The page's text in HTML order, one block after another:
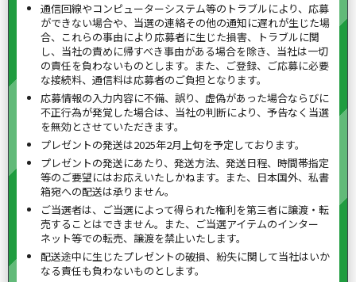
通信回線やコンピューターシステム等のトラブルにより、応募
ができない場合や、当選の連絡その他の通知に遅れが生じた場
合、これらの事由により応募者に生じた損害、トラブルに関
し、当社の責めに帰すべき事由がある場合を除き、当社は一切
の責任を負わないものとします。また、ご登録、ご応募に必要
な接続料、通信料は応募者のご負担となります。
応募情報の入力内容に不備、誤り、虚偽があった場合ならびに
不正行為が発覚した場合は、当社の判断により、予告なく当選
を無効とさせていただきます。
プレゼントの発送は2025年2月上旬を予定しております。
プレゼントの発送にあたり、発送方法、発送日程、時間帯指定
等のご要望にはお応えいたしかねます。また、日本国外、私書
箱宛への配送は承りません。
ご当選者は、ご当選によって得られた権利を第三者に譲渡・転
売することはできません。また、ご当選アイテムのインター
ネット等での転売、譲渡を禁止いたします。
配送途中に生じたプレゼントの破損、紛失に関して当社はいか
なる責任も負わないものとします。